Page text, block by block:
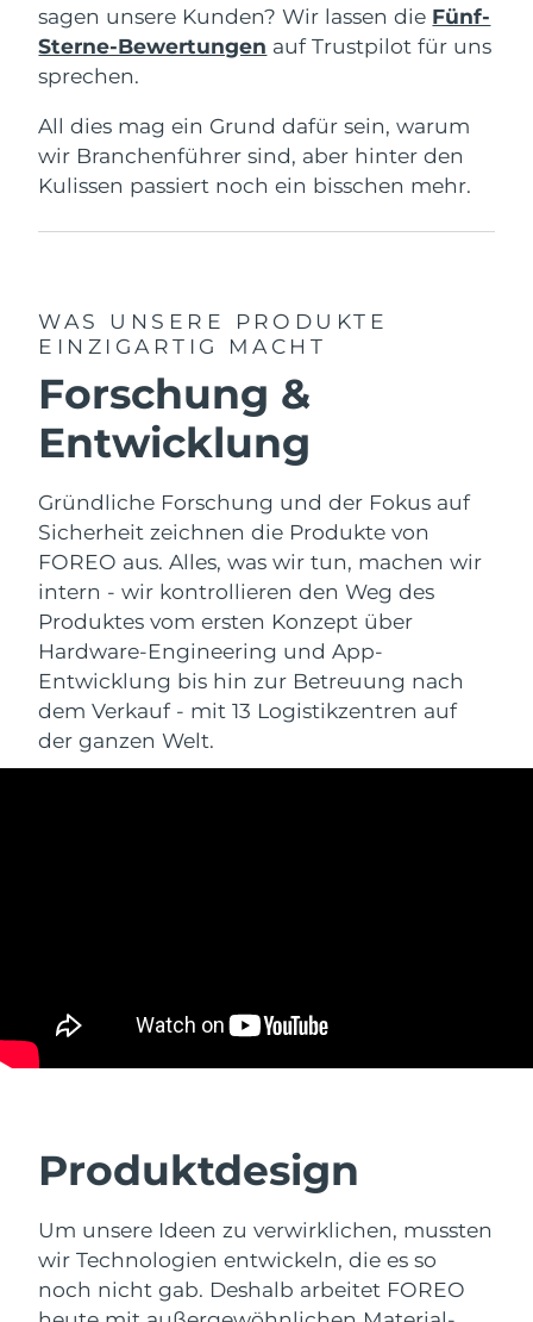
sagen unsere Kunden? Wir lassen die Fünf-
Sterne-Bewertungen auf Trustpilot für uns
sprechen.
All dies mag ein Grund dafür sein, warum
wir Branchenführer sind, aber hinter den
Kulissen passiert noch ein bisschen mehr.
WAS UNSERE PRODUKTE
EINZIGARTIG MACHT
Forschung &
Entwicklung
Gründliche Forschung und der Fokus auf
Sicherheit zeichnen die Produkte von
FOREO aus. Alles, was wir tun, machen wir
intern - wir kontrollieren den Weg des
Produktes vom ersten Konzept über
Hardware-Engineering und App-
Entwicklung bis hin zur Betreuung nach
dem Verkauf - mit 13 Logistikzentren auf
der ganzen Welt.
Produktdesign
Um unsere Ideen zu verwirklichen, mussten
wir Technologien entwickeln, die es so
noch nicht gab. Deshalb arbeitet FOREO